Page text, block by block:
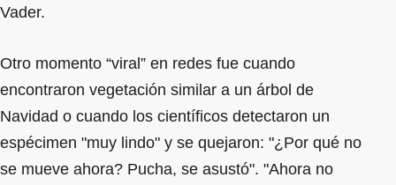
Vader.
Otro momento “viral” en redes fue cuando
encontraron vegetación similar a un árbol de
Navidad o cuando los científicos detectaron un
espécimen "muy lindo" y se quejaron: "¿Por qué no
se mueve ahora? Pucha, se asustó". "Ahora no